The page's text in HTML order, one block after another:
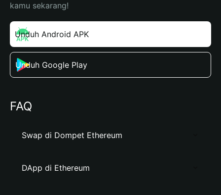
kamu sekarang!
Unduh Android APK
Unduh Google Play
FAQ
Swap di Dompet Ethereum
DApp di Ethereum